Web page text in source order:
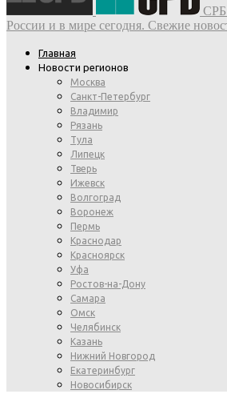
СРБ
России и в мире сегодня. Свежие
Главная
Новости регионов
Москва
Санкт-Петербург
Владимир
Рязань
Тула
Липецк
Тверь
Ижевск
Волгоград
Воронеж
Пермь
Краснодар
Красноярск
Уфа
Ростов-на-Дону
Самара
Омск
Челябинск
Казань
Нижний Новгород
Екатеринбург
Новосибирск